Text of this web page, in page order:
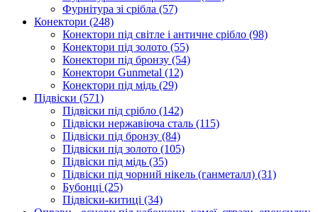
Фурнітура зі срібла (57)
Конектори (248)
Конектори під світле і античне срібло (98)
Конектори під золото (55)
Конектори під бронзу (54)
Конектори Gunmetal (12)
Конектори під мідь (29)
Підвіски (571)
Підвіски під срібло (142)
Підвіски нержавіюча сталь (115)
Підвіски під бронзу (84)
Підвіски під золото (105)
Підвіски під мідь (35)
Підвіски під чорний нікель (ганметалл) (31)
Бубонці (25)
Підвіски-китиці (34)